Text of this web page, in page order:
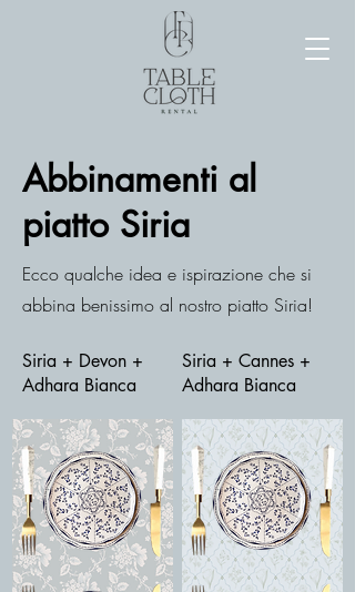
Abbinamenti al
piatto Siria
Ecco qualche idea e ispirazione che si
abbina benissimo al nostro piatto Siria!
Siria + Devon +
Adhara Bianca
Siria + Cannes +
Adhara Bianca